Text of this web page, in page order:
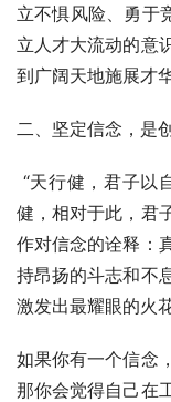
立不惧风险、勇于
立人才大流动的意
到广阔天地施展才
二、坚定信念，是
“天行健，君子以
健，相对于此，君
作对信念的诠释：
持昂扬的斗志和不
激发出最耀眼的火花
如果你有一个信念
那你会觉得自己在